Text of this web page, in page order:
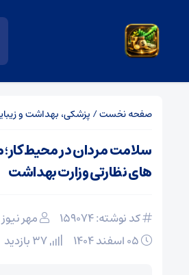
صفحه نخست/ پزشکی، بهداشت و
سلامت مردان در محیط کار؛
های نظارتی وزارت بهداشت
کد نوشته: 159074
مهر نیوز mehrnews